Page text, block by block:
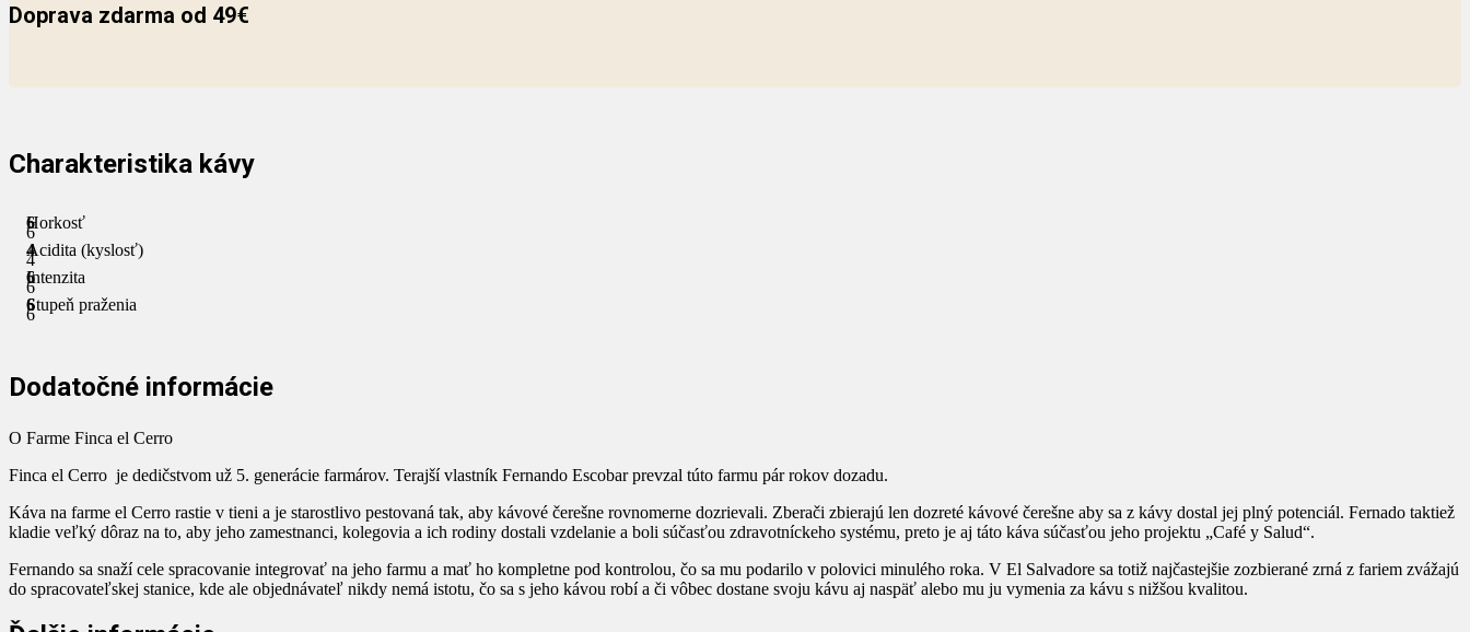
Doprava zdarma od 49€
Charakteristika kávy
Horkosť
6
6
Acidita (kyslosť)
4
4
Intenzita
6
6
Stupeň praženia
6
6
Dodatočné informácie
O Farme Finca el Cerro
Finca el Cerro je dedičstvom už 5. generácie farmárov. Terajší vlastník Fernando Escobar prevzal túto farmu pár rokov dozadu.
Káva na farme el Cerro rastie v tieni a je starostlivo pestovaná tak, aby kávové čerešne rovnomerne dozrievali. Zberači zbierajú len dozreté kávové čerešne aby sa z kávy dostal jej plný potenciál. Fernado taktiež
kladie veľký dôraz na to, aby jeho zamestnanci, kolegovia a ich rodiny dostali vzdelanie a boli súčasťou zdravotníckeho systému, preto je aj táto káva súčasťou jeho projektu „Café y Salud“.
Fernando sa snaží cele spracovanie integrovať na jeho farmu a mať ho kompletne pod kontrolou, čo sa mu podarilo v polovici minulého roka. V El Salvadore sa totiž najčastejšie zozbierané zrná z fariem zvážajú
do spracovateľskej stanice, kde ale objednávateľ nikdy nemá istotu, čo sa s jeho kávou robí a či vôbec dostane svoju kávu aj naspäť alebo mu ju vymenia za kávu s nižšou kvalitou.